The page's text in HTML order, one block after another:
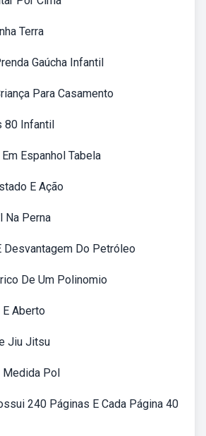
Terra
Gaúcha Infantil
Para Casamento
80 Infantil
Espanhol Tabela
E Ação
Na Perna
Desvantagem Do Petróleo
De Um Polinomio
Aberto
Jiu Jitsu
Medida Pol
240 Páginas E Cada Página 40